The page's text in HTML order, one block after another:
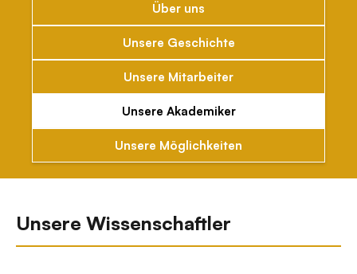
Über uns
Unsere Geschichte
Unsere Mitarbeiter
Unsere Akademiker
Unsere Möglichkeiten
Unsere Wissenschaftler